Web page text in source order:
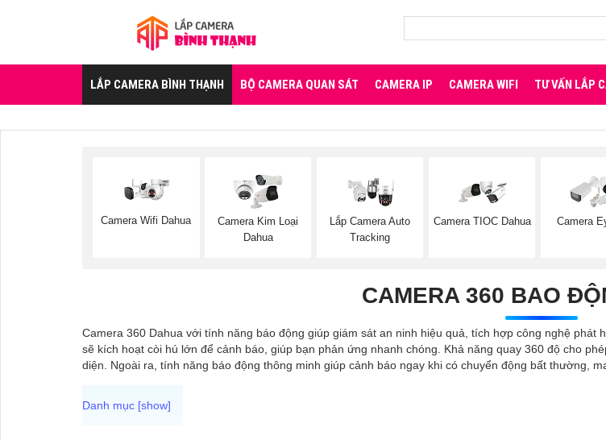
LẮP CAMERA BÌNH THẠNH BỘ CAMERA QUAN SÁT CAMERA IP CAMERA WIFI TƯ VẤN LẮP
Camera Wifi Dahua
Camera Kim Loại
Dahua
Lắp Camera Auto
Tracking
Camera TIOC Dahua Camera
CAMERA 360 BAO
Camera 360 Dahua với tính năng báo động giúp giám sát an ninh hiệu quả, tích hợp công nghệ
sẽ kích hoạt còi hú lớn để cảnh báo, giúp bạn phản ứng nhanh chóng. Khả năng quay 360 độ cho
diện. Ngoài ra, tính năng báo động thông minh giúp cảnh báo ngay khi có chuyển động bất thường,